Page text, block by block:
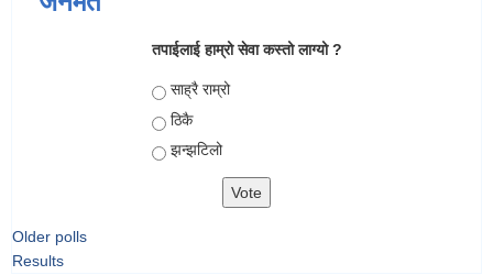
तपाईलाई हाम्रो सेवा कस्तो लाग्यो ?
Choices
साह्रै राम्रो
ठिकै
झन्झटिलो
Older polls
Results